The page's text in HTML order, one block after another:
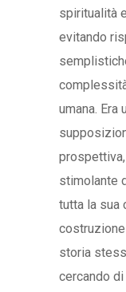
spiritualità
evitando
umana. Era
stimolante
tutta la sua
storia
cercando